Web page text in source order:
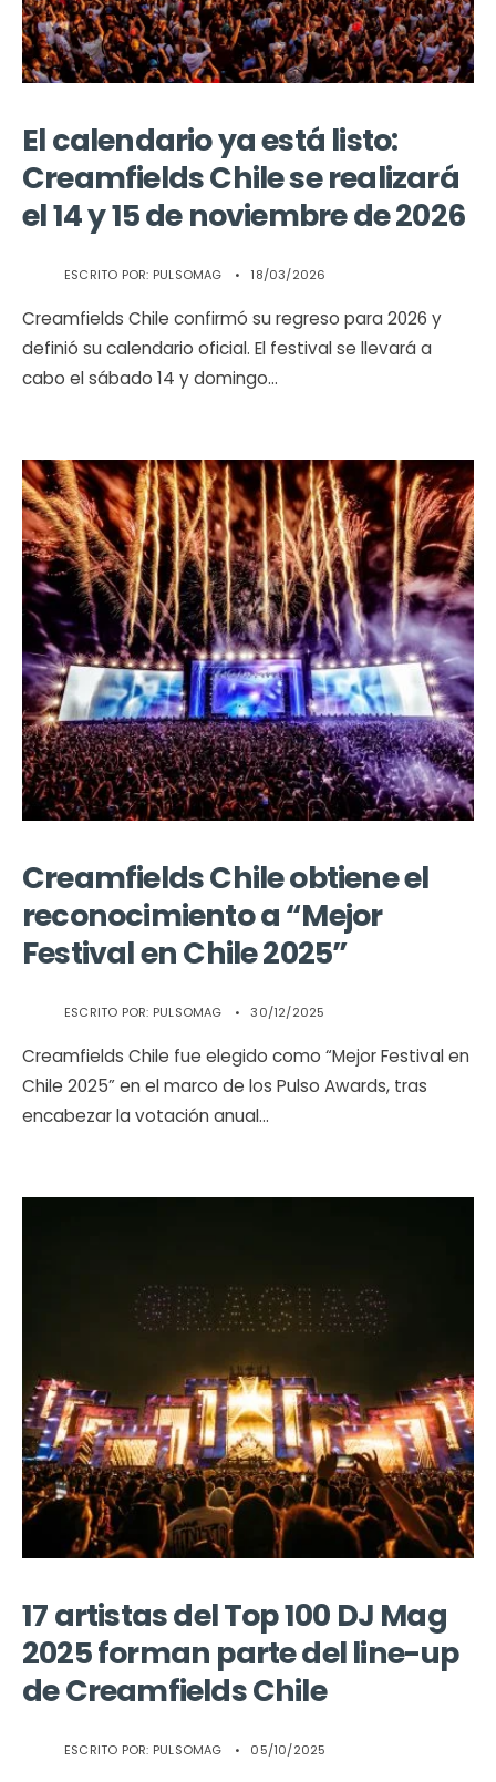
El calendario ya está listo:
Creamfields Chile se realizará
el 14 y 15 de noviembre de 2026
ESCRITO POR: PULSOMAG • 18/03/2026
Creamfields Chile confirmó su regreso para 2026 y
definió su calendario oficial. El festival se llevará a
cabo el sábado 14 y domingo...
Creamfields Chile obtiene el
reconocimiento a “Mejor
Festival en Chile 2025”
ESCRITO POR: PULSOMAG • 30/12/2025
Creamfields Chile fue elegido como “Mejor Festival en
Chile 2025” en el marco de los Pulso Awards, tras
encabezar la votación anual...
17 artistas del Top 100 DJ Mag
2025 forman parte del line-up
de Creamfields Chile
ESCRITO POR: PULSOMAG • 05/10/2025